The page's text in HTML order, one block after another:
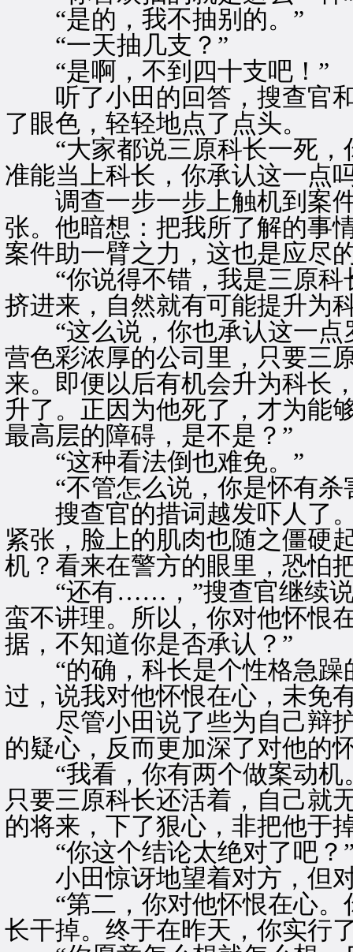
“是的，我不抽别的。”
“一天抽几支？”
“是啊，不到四十支吧！”
听了小田的回答，搜查官和
了眼色，轻轻地点了点头。
“大家都说三原科长一死，
准能当上科长，你承认这一点
调查一步一步上触机到案件
张。他暗想：把我所了解的事
案件助一臂之力，这也是应尽
“你说得不错，我是三原科
挤进来，自然就有可能提升为
“这么说，你也承认这一点
营色彩浓厚的公司里，只要三
来。即便以后有机会升为科长
升了。正因为他死了，才为能
最高层的障碍，是不是？”
“这种看法倒也难免。”
“不管怎么说，你是怀有杀
搜查官的措词越发吓人了。
紧张，脸上的肌肉也随之僵硬
机？看来在警方的眼里，恐怕
“还有……，”搜查官继续说
蛮不讲理。所以，你对他怀恨
据，不知道你是否承认？”
“的确，科长是个性格急躁
过，说我对他怀恨在心，未免
尽管小田说了些为自己辩护
的疑心，反而更加深了对他的
“我看，你有两个做案动机
只要三原科长还活着，自己就
的将来，下了狠心，非把他于
“你这个结论太绝对了吧？
小田惊讶地望着对方，但对
“第二，你对他怀恨在心。
长干掉。终于在昨天，你实行